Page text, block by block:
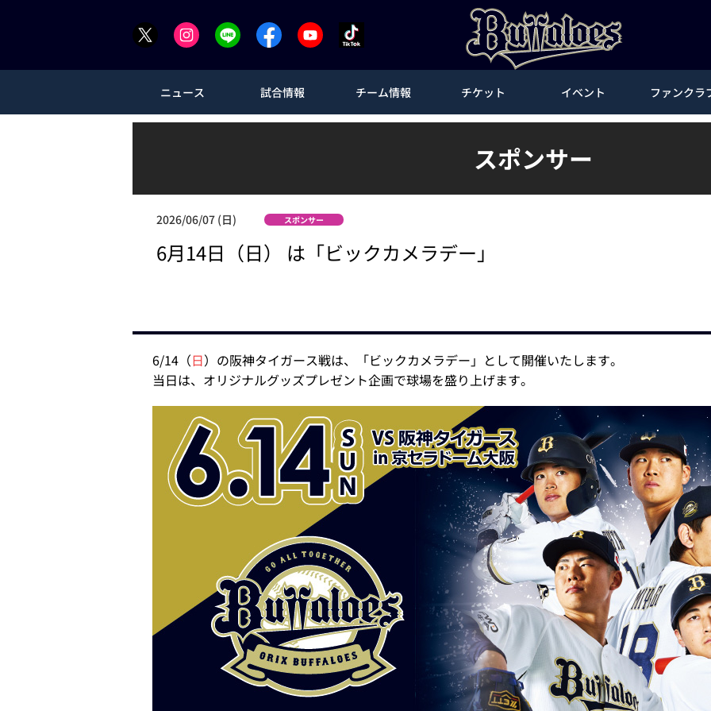
ニュース 試合情報 チーム情報 チケット イベント ファンクラ
スポンサー
2026/06/07 (日) スポンサー
6月14日（日） は「ビックカメラデー」
6/14（日）の阪神タイガース戦は、「ビックカメラデー」として開催いたします。
当日は、オリジナルグッズプレゼント企画で球場を盛り上げます。